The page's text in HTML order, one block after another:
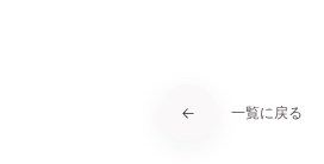
一覧に戻る